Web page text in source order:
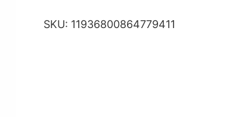
SKU: 11936800864779411